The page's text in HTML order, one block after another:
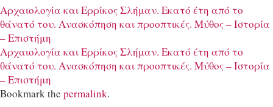
Αρχαιολογία και Ερρίκος Σλήμαν. Εκατό έτη από το
θάνατό του. Aνασκόπηση και προοπτικές. Μύθος – Ιστορία
– Επιστήμη
Αρχαιολογία και Ερρίκος Σλήμαν. Εκατό έτη από το
θάνατό του. Aνασκόπηση και προοπτικές. Μύθος – Ιστορία
– Επιστήμη
Bookmark the permalink.